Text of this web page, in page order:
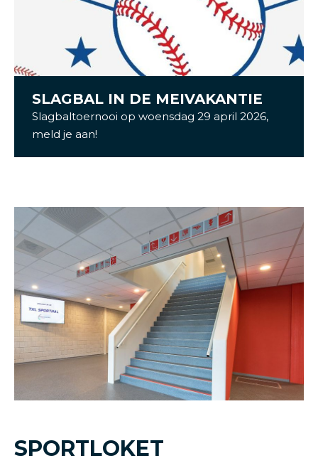
SLAGBAL IN DE MEIVAKANTIE
Slagbaltoernooi op woensdag 29 april 2026,
meld je aan!
SPORTLOKET